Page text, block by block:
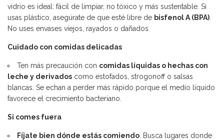
vidrio es ideal: fácil de limpiar, no tóxico y más sustentable. Si
usas plástico, asegúrate de que esté libre de bisfenol A (BPA)
No uses envases viejos, rayados o dañados.
Cuidado con comidas delicadas
Ten más precaución con comidas líquidas o hechas con
leche y derivados como estofados, strogonoff o salsas
blancas. Se echan a perder más rápido porque el medio líquido
favorece el crecimiento bacteriano.
Si comes fuera
Fíjate bien dónde estás comiendo . Busca lugares donde